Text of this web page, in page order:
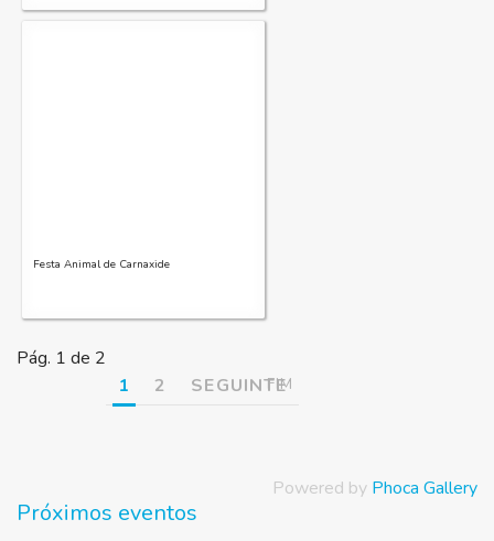
Festa Animal de Carnaxide
Pág. 1 de 2
1
2 SEGUINTE
FIM
Powered by Phoca Gallery
Próximos eventos